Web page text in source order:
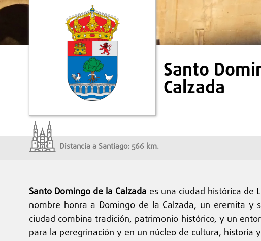
Santo
Calzada
Distancia a Santiago: 566 km.
Santo Domingo de la Calzada es una ciudad histórica de
nombre honra a Domingo de la Calzada, un eremita y
ciudad combina tradición, patrimonio histórico, y un
para la peregrinación y en un núcleo de cultura, historia